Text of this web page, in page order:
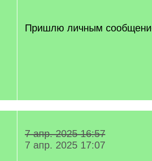
Пришлю личным
7 апр. 2025 16:57
7 апр. 2025 17:07